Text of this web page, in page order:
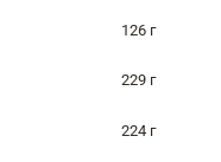
126 г
229 г
224 г